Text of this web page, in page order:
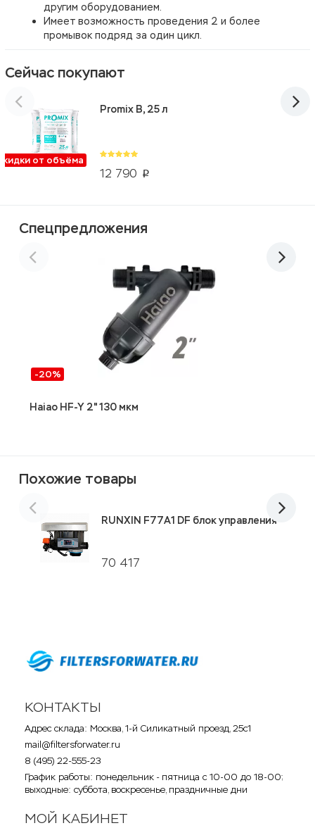
другим оборудованием.
Имеет возможность проведения 2 и более
промывок подряд за один цикл.
Сейчас покупают
от объёма
12 790 p
Promix B, 25 л
Спецпредложения
-20%
Haiao HF-Y 2" 130 мкм
Похожие товары
70 417
RUNXIN F77А1 DF блок управления
КОНТАКТЫ
Адрес склада: Москва, 1-й Силикатный проезд, 25с1
mail@filtersforwater.ru
8 (495) 22-555-23
График работы: понедельник - пятница с 10-00 до 18-00;
выходные: суббота, воскресенье, праздничные дни
МОЙ КАБИНЕТ